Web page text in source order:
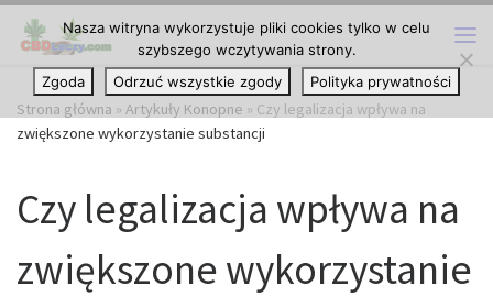
Przejdź do treści
Strona główna » Artykuły Konopne » Czy legalizacja wpływa na
zwiększone wykorzystanie substancji
Czy legalizacja wpływa na
zwiększone wykorzystanie
Nasza witryna wykorzystuje pliki cookies tylko w celu
szybszego wczytywania strony.
Zgoda
Odrzuć wszystkie zgody Polityka prywatności